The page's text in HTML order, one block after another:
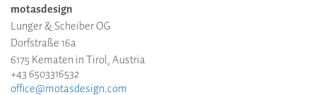
motasdesign
Lunger & Scheiber OG
Dorfstraße 16a
6175 Kematen in Tirol, Austria
+43 6503316532
office@motasdesign.com